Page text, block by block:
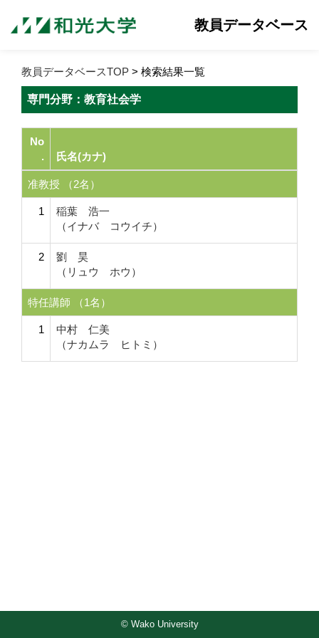
教員データベース
教員データベースTOP > 検索結果一覧
専門分野：教育社会学
No
.
氏名(カナ)
准教授 （2名）
1
稲葉 浩一
（イナバ コウイチ）
2
劉 昊
（リュウ ホウ）
特任講師 （1名）
1
中村 仁美
（ナカムラ ヒトミ）
© Wako University